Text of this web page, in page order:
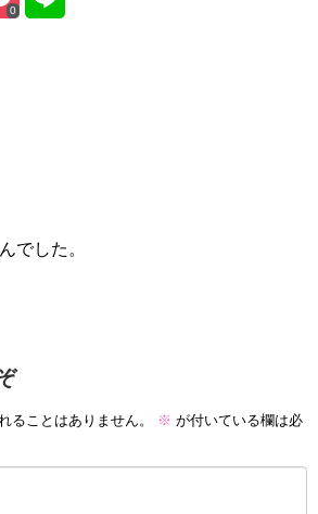
0
でした。
ることはありません。 ※ が付いている欄は必